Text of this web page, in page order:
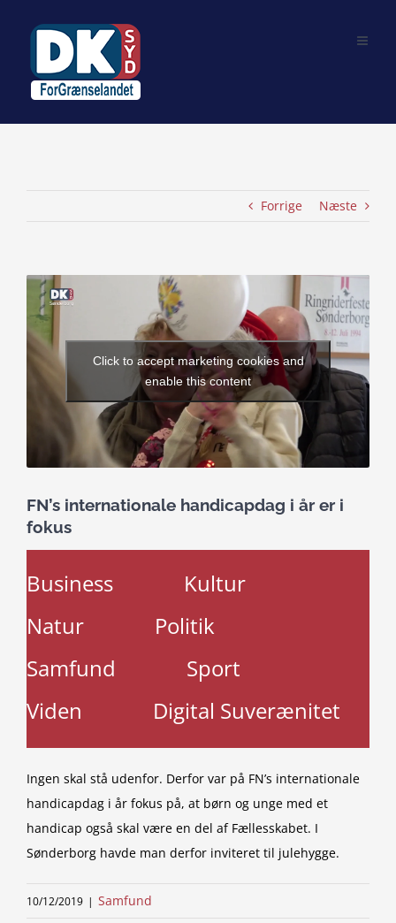
Forrige Næste
View
Larger
Image
Click to accept marketing cookies and
enable this content
FN’s internationale handicapdag i år er i
fokus
Business
Kultur
Natur
Politik
Samfund
Sport
Viden
Digital Suverænitet
Ingen skal stå udenfor. Derfor var på FN’s internationale
handicapdag i år fokus på, at børn og unge med et
handicap også skal være en del af Fællesskabet. I
Sønderborg havde man derfor inviteret til julehygge.
10/12/2019 | Samfund